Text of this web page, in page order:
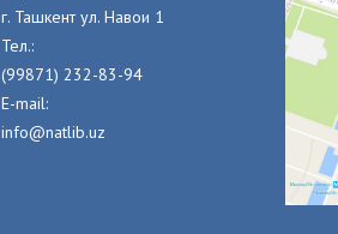
г. Ташкент ул. Навои 1
Тел.:
(99871) 232-83-94
E-mail:
info@natlib.uz